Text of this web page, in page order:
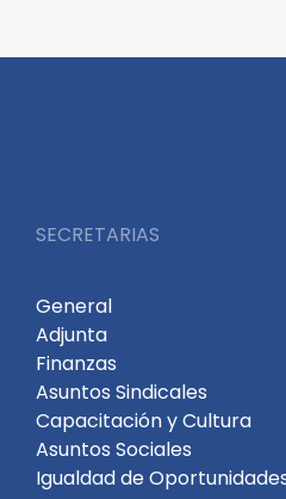
SECRETARIAS
General
Adjunta
Finanzas
Asuntos Sindicales
Capacitación y Cultura
Asuntos Sociales
Igualdad de